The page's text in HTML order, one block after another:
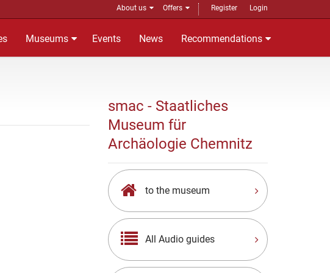
About us Offers Register Login
Museums Events News Recommendations
smac - Staatliches
Museum für
Archäologie Chemnitz
to the museum
All Audio guides